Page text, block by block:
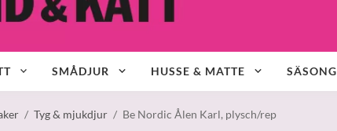
SMÅDJUR HUSSE & MATTE SÄSONG
/ Tyg & mjukdjur / Be Nordic Ålen Karl, plysch/rep